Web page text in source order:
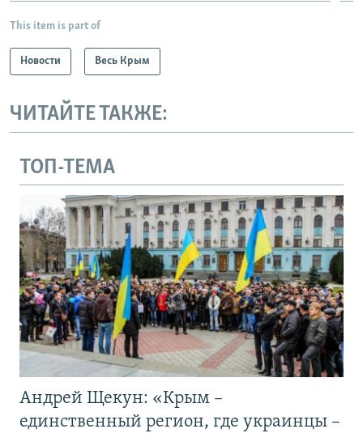
This item is part of
Новости Весь Крым
ЧИТАЙТЕ ТАКЖЕ:
ТОП-ТЕМА
Андрей Щекун: «Крым –
единственный регион, где украинцы –